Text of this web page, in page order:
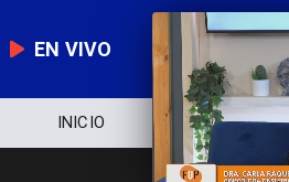
EN VIVO
INICIO NOTICIERO